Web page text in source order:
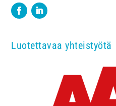
Luotettavaa yhteistyötä